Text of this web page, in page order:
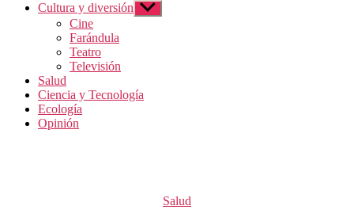
Cultura y diversión Mostrar
el
Cine
Farándula
Teatro
Televisión
Salud
Ciencia y Tecnología
Ecología
Opinión
Categorías
Salud